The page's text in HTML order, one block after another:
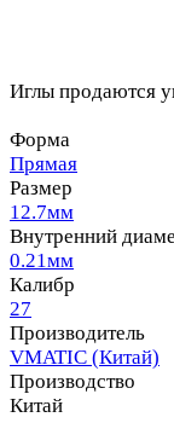
Иглы продаются
Форма
Прямая
Размер
12.7мм
Внутренний
0.21мм
Калибр
27
Производитель
VMATIC (Китай)
Производство
Китай